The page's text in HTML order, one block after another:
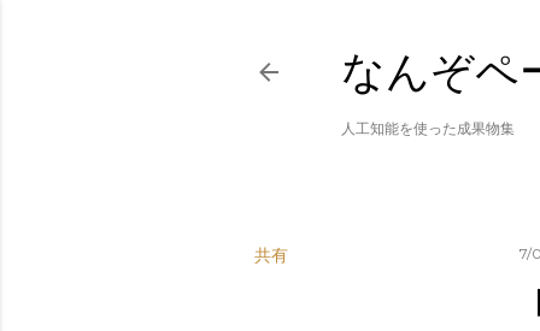
なんぞペ
人工知能を使った成果物集
共有 7/